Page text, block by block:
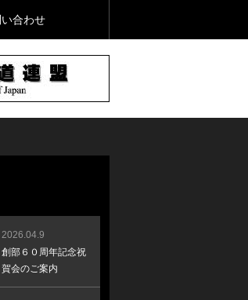
合わせ
2026.04.9
創部６０周年記念祝
賀会のご案内